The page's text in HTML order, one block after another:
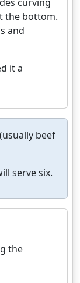
the bottom.
and
it a
beef
serve six.
the